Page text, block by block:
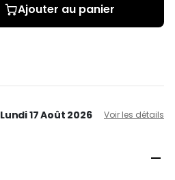
Ajouter au panier
Lundi 17 Août 2026 Voir les détails
